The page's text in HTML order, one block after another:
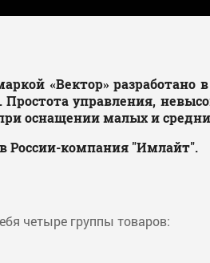
«Вектор»
Простота управления,
оснащении малых и
России-компания "Имлайт".
четыре группы товаров: